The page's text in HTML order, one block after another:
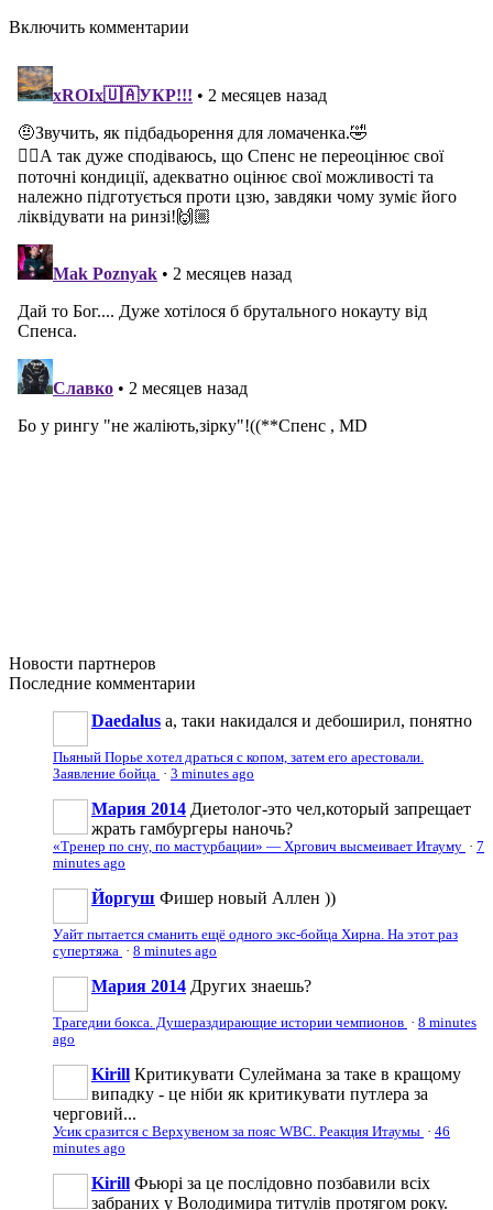
Включить комментарии
Новости партнеров
Последние комментарии
Daedalus а, таки накидался и дебоширил, понятно
Пьяный Порье хотел драться с копом, затем его арестовали.
Заявление бойца · 3 minutes ago
Мария 2014 Диетолог-это чел,который запрещает
жрать гамбургеры наночь?
«Тренер по сну, по мастурбации» — Хргович высмеивает Итауму · 7
minutes ago
Йоргуш Фишер новый Аллен ))
Уайт пытается сманить ещё одного экс-бойца Хирна. На этот раз
супертяжа · 8 minutes ago
Мария 2014 Других знаешь?
Трагедии бокса. Душераздирающие истории чемпионов · 8 minutes
ago
Kirill Критикувати Сулеймана за таке в кращому
випадку - це ніби як критикувати путлера за
черговий...
Усик сразится с Верхувеном за пояс WBC. Реакция Итаумы · 46
minutes ago
Kirill Фьюрі за це послідовно позбавили всіх
забраних у Володимира титулів протягом року.